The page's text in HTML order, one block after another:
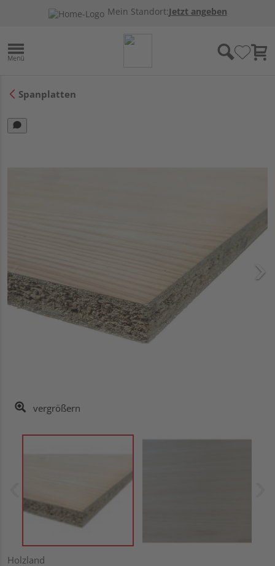
Mein Standort:Jetzt angeben
Spanplatten
vergrößern
Holzland